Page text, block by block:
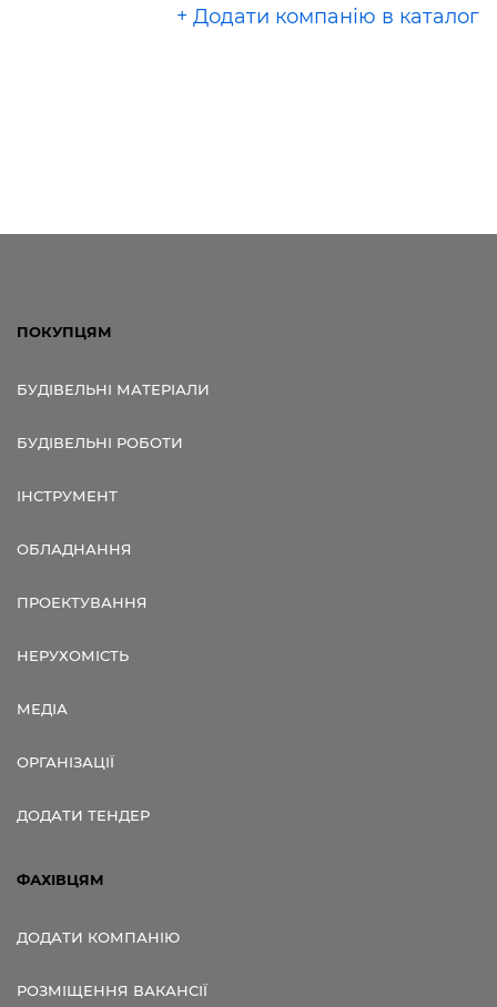
+ Додати компанію в каталог
ПОКУПЦЯМ
БУДІВЕЛЬНІ МАТЕРІАЛИ
БУДІВЕЛЬНІ РОБОТИ
ІНСТРУМЕНТ
ОБЛАДНАННЯ
ПРОЕКТУВАННЯ
НЕРУХОМІСТЬ
МЕДІА
ОРГАНІЗАЦІЇ
ДОДАТИ ТЕНДЕР
ФАХІВЦЯМ
ДОДАТИ КОМПАНІЮ
РОЗМІЩЕННЯ ВАКАНСІЇ